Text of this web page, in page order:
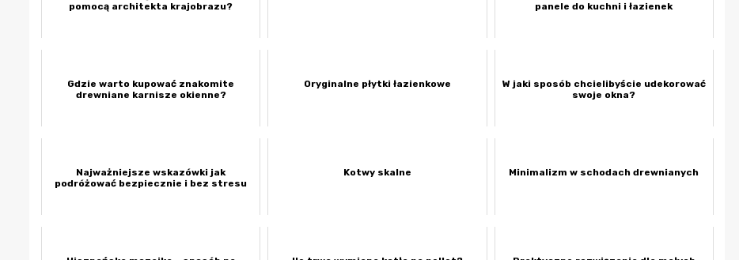
pomocą architekta krajobrazu?
panele do kuchni i łazienek
Gdzie warto kupować znakomite
drewniane karnisze okienne?
Oryginalne płytki łazienkowe
W jaki sposób chcielibyście udekorować
swoje okna?
Najważniejsze wskazówki jak
podróżować bezpiecznie i bez stresu
Kotwy skalne Minimalizm w schodach drewnianych